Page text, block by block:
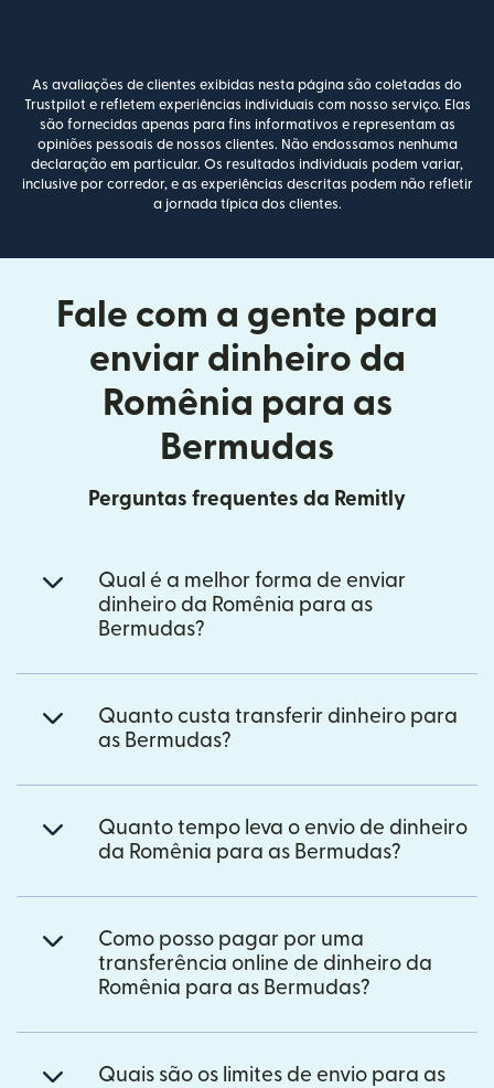
As avaliações de clientes exibidas nesta página são coletadas do
Trustpilot e refletem experiências individuais com nosso serviço. Elas
são fornecidas apenas para fins informativos e representam as
opiniões pessoais de nossos clientes. Não endossamos nenhuma
declaração em particular. Os resultados individuais podem variar,
inclusive por corredor, e as experiências descritas podem não refletir
a jornada típica dos clientes.
Fale com a gente para
enviar dinheiro da
Romênia para as
Bermudas
Perguntas frequentes da Remitly
Qual é a melhor forma de enviar
dinheiro da Romênia para as
Bermudas?
Quanto custa transferir dinheiro para
as Bermudas?
Quanto tempo leva o envio de dinheiro
da Romênia para as Bermudas?
Como posso pagar por uma
transferência online de dinheiro da
Romênia para as Bermudas?
Quais são os limites de envio para as